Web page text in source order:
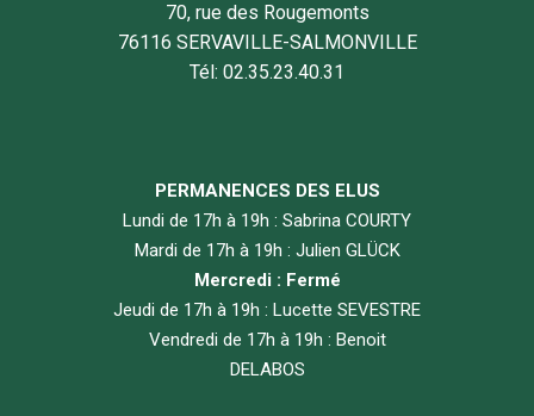
70, rue des Rougemonts
76116 SERVAVILLE-SALMONVILLE
Tél: 02.35.23.40.31
PERMANENCES DES ELUS
Lundi de 17h à 19h : Sabrina COURTY
Mardi de 17h à 19h : Julien GLÜCK
Mercredi : Fermé
Jeudi de 17h à 19h : Lucette SEVESTRE
Vendredi de 17h à 19h : Benoit
DELABOS